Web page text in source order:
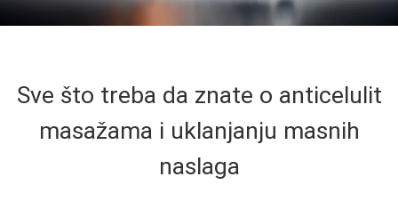
Sve što treba da znate o anticelulit
masažama i uklanjanju masnih
naslaga